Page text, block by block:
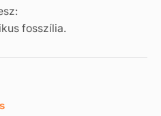
fosszília.